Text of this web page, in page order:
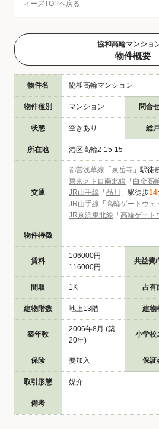
ィーズTOPへ戻る
協和高輪マンショ
物件概要
物件名 協和高輪マンション
物件種別 マンション 問合
状態 空きあり 総
所在地 港区高輪2-15-15
交通
都営浅草線 「 泉岳寺 」駅徒
東京メトロ南北線 「 白金高
JR山手線 「 品川 」駅徒歩14
JR山手線 「 高輪ゲートウェ
JR京浜東北線 「 高輪ゲート
物件特徴
賃料
106000円 -
116000円
共益費/
間取 1K 占有
建物階数 地上13階 建物
築年数
2006年8月 (築
20年)
小学校
保険 要加入 保証
取引形態 媒介
備考